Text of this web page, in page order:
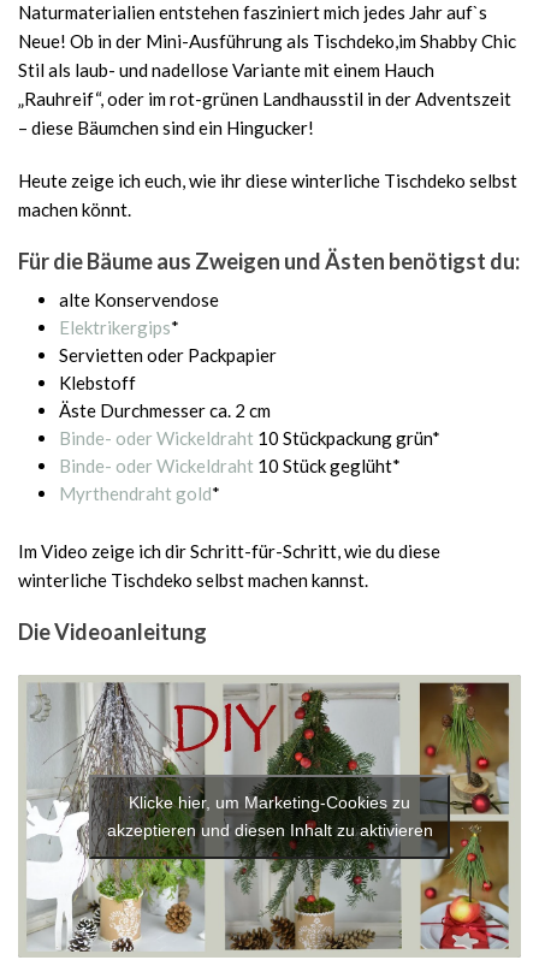
Naturmaterialien entstehen fasziniert mich jedes Jahr auf`s
Neue! Ob in der Mini-Ausführung als Tischdeko,im Shabby Chic
Stil als laub- und nadellose Variante mit einem Hauch
„Rauhreif“, oder im rot-grünen Landhausstil in der Adventszeit
– diese Bäumchen sind ein Hingucker!
Heute zeige ich euch, wie ihr diese winterliche Tischdeko selbst
machen könnt.
Für die Bäume aus Zweigen und Ästen benötigst du:
alte Konservendose
Elektrikergips*
Servietten oder Packpapier
Klebstoff
Äste Durchmesser ca. 2 cm
Binde- oder Wickeldraht 10 Stückpackung grün*
Binde- oder Wickeldraht 10 Stück geglüht*
Myrthendraht gold*
Im Video zeige ich dir Schritt-für-Schritt, wie du diese
winterliche Tischdeko selbst machen kannst.
Die Videoanleitung
Klicke hier, um Marketing-Cookies zu
akzeptieren und diesen Inhalt zu aktivieren